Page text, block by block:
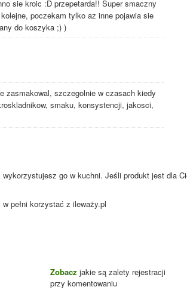
sie kroic :D przepetarda!! Super smaczny
poczekam tylko az inne pojawia sie
do koszyka ;) )
zasmakowal, szczegolnie w czasach kiedy
smaku, konsystencji, jakosci,
go w kuchni. Jeśli produkt jest dla
pełni korzystać z ileważy.pl
Zobacz jakie są zalety rejestracji
przy komentowaniu